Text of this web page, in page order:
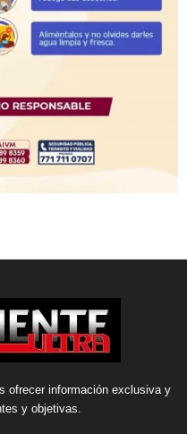
ofrecer información exclusiva y
y objetivas.